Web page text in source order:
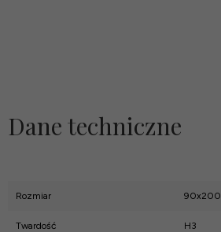
Dane techniczne
Rozmiar 90x200
Twardość H3